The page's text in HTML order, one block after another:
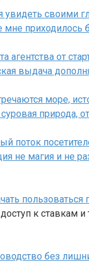
увидеть своими
приходилось
от
выдача
море,
природа,
поток
не магия и не
к ставкам и
без